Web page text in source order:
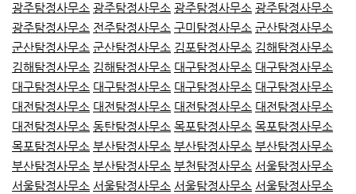
광주탐정사무소 광주탐정사무소 광주탐정사무소 광주탐정사무소
광주탐정사무소 전주탐정사무소 구미탐정사무소 군산탐정사무소
군산탐정사무소 군산탐정사무소 김포탐정사무소 김해탐정사무소
김해탐정사무소 김해탐정사무소 대구탐정사무소 대구탐정사무소
대구탐정사무소 대구탐정사무소 대구탐정사무소 대구탐정사무소
대전탐정사무소 대전탐정사무소 대전탐정사무소 대전탐정사무소
대전탐정사무소 동탄탐정사무소 목포탐정사무소 목포탐정사무소
목포탐정사무소 부산탐정사무소 부산탐정사무소 부산탐정사무소
부산탐정사무소 부산탐정사무소 부천탐정사무소 서울탐정사무소
서울탐정사무소 서울탐정사무소 서울탐정사무소 서울탐정사무소